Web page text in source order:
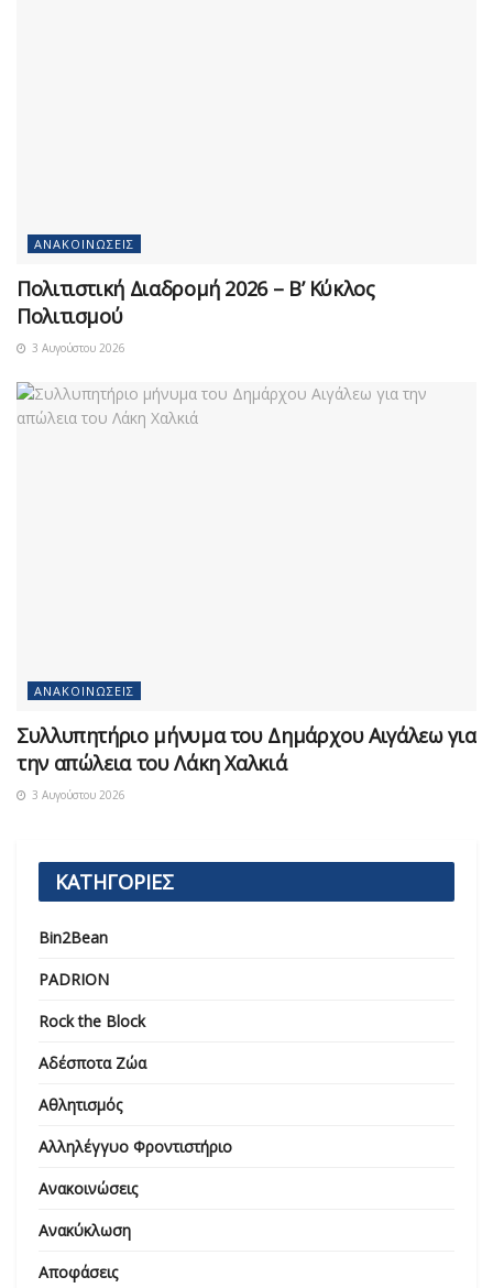
ΑΝΑΚΟΙΝΏΣΕΙΣ
Πολιτιστική Διαδρομή 2026 – Β’ Κύκλος
Πολιτισμού
3 Αυγούστου 2026
ΑΝΑΚΟΙΝΏΣΕΙΣ
Συλλυπητήριο μήνυμα του Δημάρχου Αιγάλεω για
την απώλεια του Λάκη Χαλκιά
3 Αυγούστου 2026
ΚΑΤΗΓΟΡΙΕΣ
Bin2Bean
PADRION
Rock the Block
Αδέσποτα Ζώα
Αθλητισμός
Αλληλέγγυο Φροντιστήριο
Ανακοινώσεις
Ανακύκλωση
Αποφάσεις